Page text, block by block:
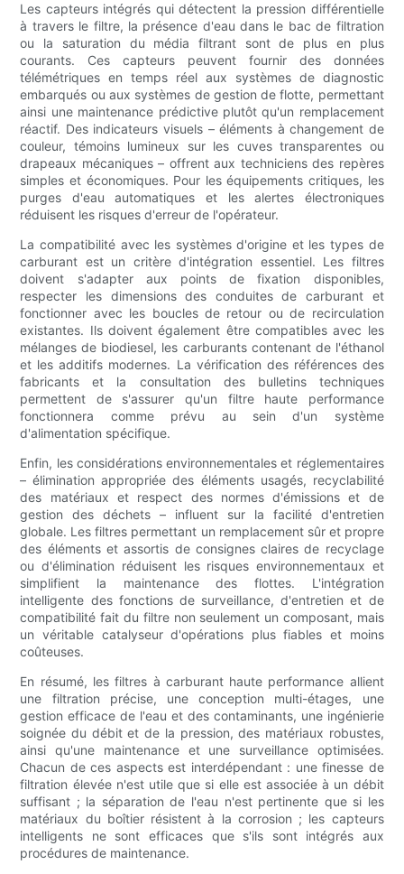
Les capteurs intégrés qui détectent la pression différentielle
à travers le filtre, la présence d'eau dans le bac de filtration
ou la saturation du média filtrant sont de plus en plus
courants. Ces capteurs peuvent fournir des données
télémétriques en temps réel aux systèmes de diagnostic
embarqués ou aux systèmes de gestion de flotte, permettant
ainsi une maintenance prédictive plutôt qu'un remplacement
réactif. Des indicateurs visuels – éléments à changement de
couleur, témoins lumineux sur les cuves transparentes ou
drapeaux mécaniques – offrent aux techniciens des repères
simples et économiques. Pour les équipements critiques, les
purges d'eau automatiques et les alertes électroniques
réduisent les risques d'erreur de l'opérateur.
La compatibilité avec les systèmes d'origine et les types de
carburant est un critère d'intégration essentiel. Les filtres
doivent s'adapter aux points de fixation disponibles,
respecter les dimensions des conduites de carburant et
fonctionner avec les boucles de retour ou de recirculation
existantes. Ils doivent également être compatibles avec les
mélanges de biodiesel, les carburants contenant de l'éthanol
et les additifs modernes. La vérification des références des
fabricants et la consultation des bulletins techniques
permettent de s'assurer qu'un filtre haute performance
fonctionnera comme prévu au sein d'un système
d'alimentation spécifique.
Enfin, les considérations environnementales et réglementaires
– élimination appropriée des éléments usagés, recyclabilité
des matériaux et respect des normes d'émissions et de
gestion des déchets – influent sur la facilité d'entretien
globale. Les filtres permettant un remplacement sûr et propre
des éléments et assortis de consignes claires de recyclage
ou d'élimination réduisent les risques environnementaux et
simplifient la maintenance des flottes. L'intégration
intelligente des fonctions de surveillance, d'entretien et de
compatibilité fait du filtre non seulement un composant, mais
un véritable catalyseur d'opérations plus fiables et moins
coûteuses.
En résumé, les filtres à carburant haute performance allient
une filtration précise, une conception multi-étages, une
gestion efficace de l'eau et des contaminants, une ingénierie
soignée du débit et de la pression, des matériaux robustes,
ainsi qu'une maintenance et une surveillance optimisées.
Chacun de ces aspects est interdépendant : une finesse de
filtration élevée n'est utile que si elle est associée à un débit
suffisant ; la séparation de l'eau n'est pertinente que si les
matériaux du boîtier résistent à la corrosion ; les capteurs
intelligents ne sont efficaces que s'ils sont intégrés aux
procédures de maintenance.